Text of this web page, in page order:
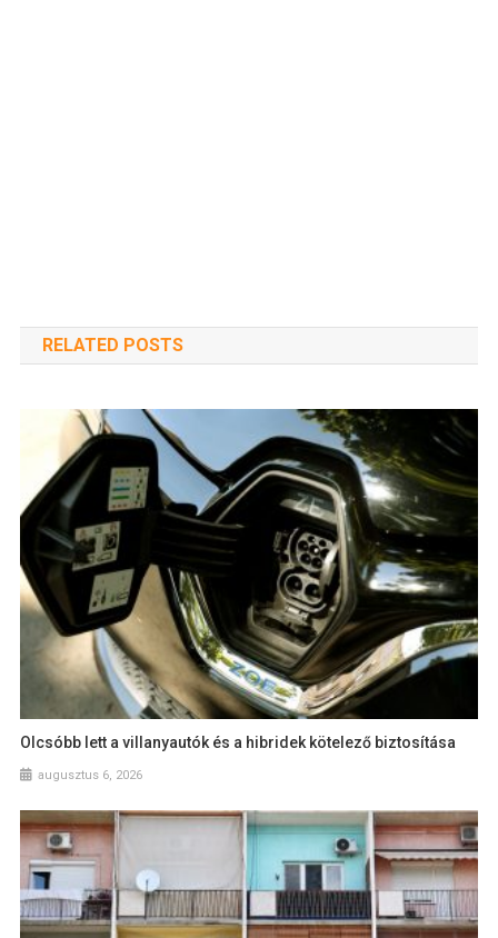
RELATED POSTS
Olcsóbb lett a villanyautók és a hibridek kötelező biztosítása
augusztus 6, 2026